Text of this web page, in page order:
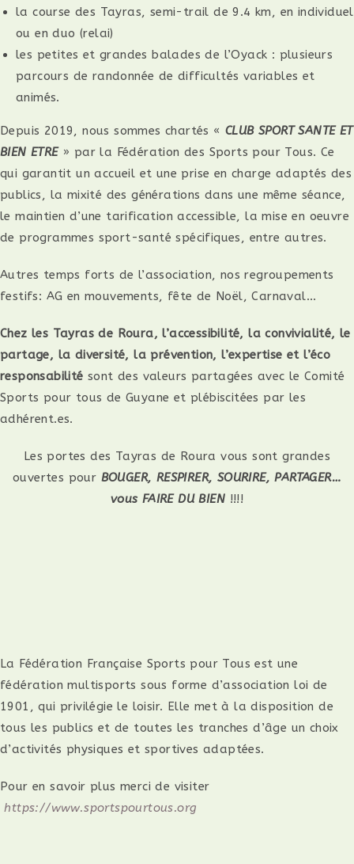
la course des Tayras, semi-trail de 9.4 km, en individuel
ou en duo (relai)
les petites et grandes balades de l’Oyack : plusieurs
parcours de randonnée de difficultés variables et
animés.
Depuis 2019, nous sommes chartés « CLUB SPORT SANTE ET
BIEN ETRE» par la Fédération des Sports pour Tous. Ce
qui garantit un accueil et une prise en charge adaptés des
publics, la mixité des générations dans une même séance,
le maintien d’une tarification accessible, la mise en oeuvre
de programmes sport-santé spécifiques, entre autres.
Autres temps forts de l’association, nos regroupements
festifs: AG en mouvements, fête de Noël, Carnaval…
Chez les Tayras de Roura, l’accessibilité, la convivialité, le
partage, la diversité, la prévention, l’expertise et l’éco
responsabilité sont des valeurs partagées avec le Comité
Sports pour tous de Guyane et plébiscitées par les
adhérent.es.
Les portes des Tayras de Roura vous sont grandes
ouvertes pour BOUGER, RESPIRER, SOURIRE, PARTAGER…
vous FAIRE DU BIEN !!!!
La Fédération Française Sports pour Tous est une
fédération multisports sous forme d’association loi de
1901, qui privilégie le loisir. Elle met à la disposition de
tous les publics et de toutes les tranches d’âge un choix
d’activités physiques et sportives adaptées.
Pour en savoir plus merci de visiter
https://www.sportspourtous.org